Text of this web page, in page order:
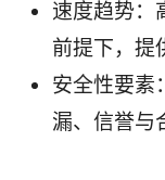
速度趋势：
前提下，提
安全性要素
漏、信誉与